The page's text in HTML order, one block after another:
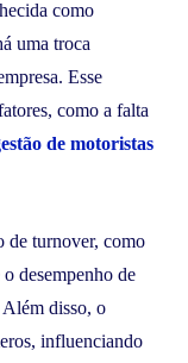
como
uma troca
Esse
como a falta
de motoristas
de turnover, como
desempenho de
Além disso, o
influenciando